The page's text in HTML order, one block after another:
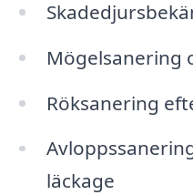
Mögelsanering
Röksanering
läckage